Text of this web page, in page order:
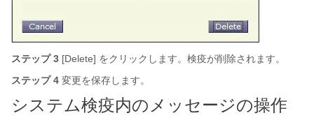
ステップ 3 [Delete] をクリックします。検疫が削除されます。
ステップ 4 変更を保存します。
システム検疫内のメッセージの操作